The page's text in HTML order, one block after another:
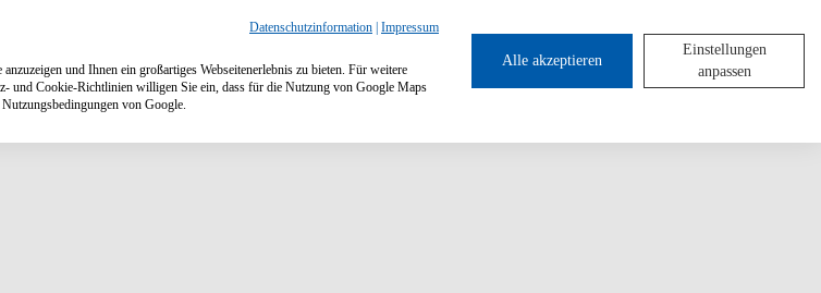
Datenschutzinformation Impressum
und Ihnen ein großartiges Webseitenerlebnis zu bieten. Für weitere
und Cookie-Richtlinien willigen Sie ein, dass für die Nutzung von Google Maps
von Google.
Alle akzeptieren
Einstellungen
anpassen